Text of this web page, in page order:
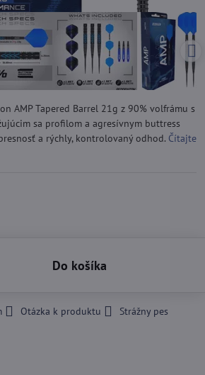
AMP Tapered Barrel 21g z 90% volfrámu s
sa profilom a agresívnym buttress
a rýchly, kontrolovaný odhod. Čítajte
Do košíka
Otázka k produktu
Strážny pes